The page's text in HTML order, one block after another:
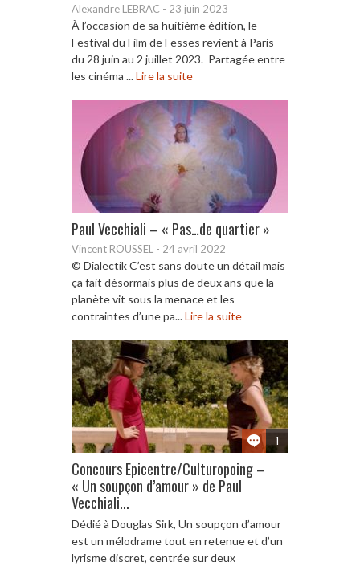
Alexandre LEBRAC - 23 juin 2023
À l’occasion de sa huitième édition, le
Festival du Film de Fesses revient à Paris
du 28 juin au 2 juillet 2023. Partagée entre
les cinéma ...Lire la suite
Paul Vecchiali – « Pas…de quartier »
Vincent ROUSSEL - 24 avril 2022
© Dialectik C’est sans doute un détail mais
ça fait désormais plus de deux ans que la
planète vit sous la menace et les
contraintes d’une pa...Lire la suite
1
Concours Epicentre/Culturopoing –
« Un soupçon d’amour » de Paul
Vecchiali...
Dédié à Douglas Sirk, Un soupçon d’amour
est un mélodrame tout en retenue et d’un
lyrisme discret, centrée sur deux